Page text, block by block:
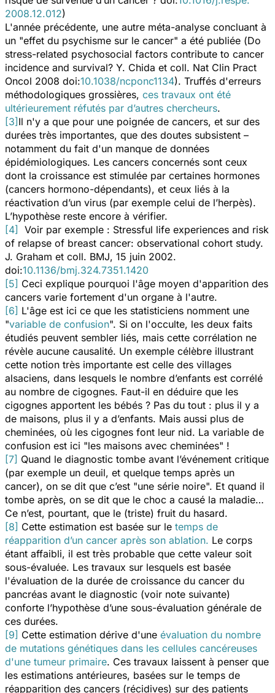
2008.12.012)
L'année précédente, une autre méta-analyse concluant à
un "effet du psychisme sur le cancer" a été publiée (Do
stress-related psychosocial factors contribute to cancer
incidence and survival? Y. Chida et coll. Nat Clin Pract
Oncol 2008 doi:10.1038/ncponc1134). Truffés d'erreurs
méthodologiques grossières, ces travaux ont été
ultérieurement réfutés par d’autres chercheurs.
[3]Il n'y a que pour une poignée de cancers, et sur des
durées très importantes, que des doutes subsistent –
notamment du fait d'un manque de données
épidémiologiques. Les cancers concernés sont ceux
dont la croissance est stimulée par certaines hormones
(cancers hormono-dépendants), et ceux liés à la
réactivation d’un virus (par exemple celui de l’herpès).
L’hypothèse reste encore à vérifier.
[4] Voir par exemple : Stressful life experiences and risk
of relapse of breast cancer: observational cohort study.
J. Graham et coll. BMJ, 15 juin 2002.
doi:10.1136/bmj.324.7351.1420
[5] Ceci explique pourquoi l'âge moyen d'apparition des
cancers varie fortement d'un organe à l'autre.
[6] L'âge est ici ce que les statisticiens nomment une
"variable de confusion". Si on l'occulte, les deux faits
étudiés peuvent sembler liés, mais cette corrélation ne
révèle aucune causalité. Un exemple célèbre illustrant
cette notion très importante est celle des villages
alsaciens, dans lesquels le nombre d’enfants est corrélé
au nombre de cigognes. Faut-il en déduire que les
cigognes apportent les bébés ? Pas du tout : plus il y a
de maisons, plus il y a d’enfants. Mais aussi plus de
cheminées, où les cigognes font leur nid. La variable de
confusion est ici "les maisons avec cheminées" !
[7] Quand le diagnostic tombe avant l’événement critique
(par exemple un deuil, et quelque temps après un
cancer), on se dit que c’est "une série noire". Et quand il
tombe après, on se dit que le choc a causé la maladie…
Ce n’est, pourtant, que le (triste) fruit du hasard.
[8] Cette estimation est basée sur le temps de
réapparition d’un cancer après son ablation. Le corps
étant affaibli, il est très probable que cette valeur soit
sous-évaluée. Les travaux sur lesquels est basée
l'évaluation de la durée de croissance du cancer du
pancréas avant le diagnostic (voir note suivante)
conforte l’hypothèse d’une sous-évaluation générale de
ces durées.
[9] Cette estimation dérive d'une évaluation du nombre
de mutations génétiques dans les cellules cancéreuses
d'une tumeur primaire. Ces travaux laissent à penser que
les estimations antérieures, basées sur le temps de
réapparition des cancers (récidives) sur des patients